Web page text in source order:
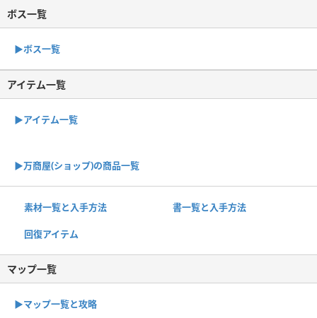
ボス一覧
▶︎ボス一覧
アイテム一覧
▶アイテム一覧
▶︎万商屋(ショップ)の商品一覧
素材一覧と入手方法 書一覧と入手方法
回復アイテム
マップ一覧
▶︎マップ一覧と攻略